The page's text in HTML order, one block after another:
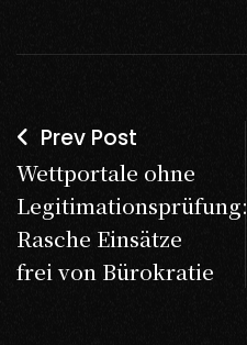
Prev Post
Wettportale ohne
Legitimationsprüfung:
Rasche Einsätze
frei von Bürokratie